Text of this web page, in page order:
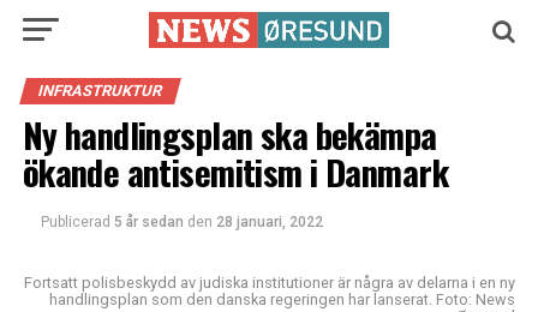
INFRASTRUKTUR
Ny handlingsplan ska bekämpa
ökande antisemitism i Danmark
Publicerad 5 år sedan den 28 januari, 2022
Fortsatt polisbeskydd av judiska institutioner är några av delarna i en ny
handlingsplan som den danska regeringen har lanserat. Foto: News